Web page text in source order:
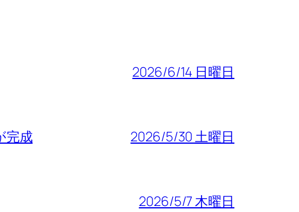
2026/6/14 日曜日
完成 2026/5/30 土曜日
2026/5/7 木曜日